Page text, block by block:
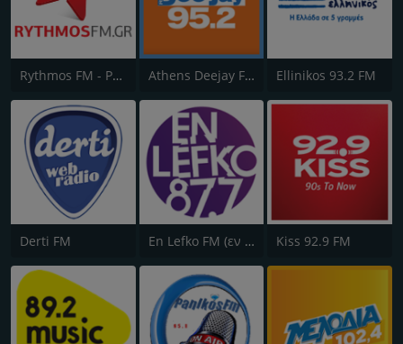
Rythmos FM - Ρυθμος 94.9 Athens Deejay FM Ellinikos 93.2 FM
Derti FM En Lefko FM (εν λευκω) Kiss 92.9 FM